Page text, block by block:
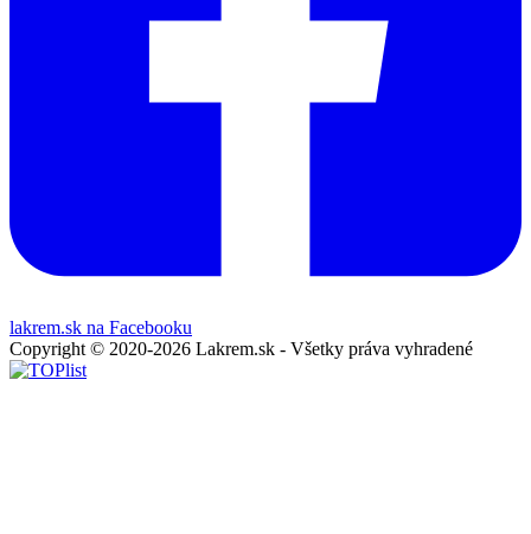
lakrem.sk na Facebooku
Copyright © 2020-2026 Lakrem.sk - Všetky práva vyhradené